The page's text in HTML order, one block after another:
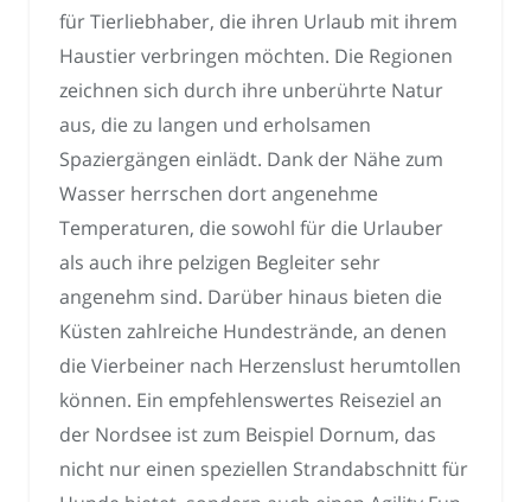
für Tierliebhaber, die ihren Urlaub mit ihrem
Haustier verbringen möchten. Die Regionen
zeichnen sich durch ihre unberührte Natur
aus, die zu langen und erholsamen
Spaziergängen einlädt. Dank der Nähe zum
Wasser herrschen dort angenehme
Temperaturen, die sowohl für die Urlauber
als auch ihre pelzigen Begleiter sehr
angenehm sind. Darüber hinaus bieten die
Küsten zahlreiche Hundestrände, an denen
die Vierbeiner nach Herzenslust herumtollen
können. Ein empfehlenswertes Reiseziel an
der Nordsee ist zum Beispiel Dornum, das
nicht nur einen speziellen Strandabschnitt für